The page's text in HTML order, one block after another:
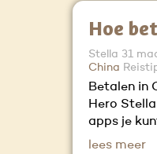
Hoe
Stella 31
China
Betalen in
Hero
apps je
lees meer